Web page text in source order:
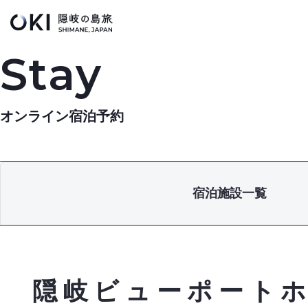
Stay
オンライン宿泊予約
宿泊施設一覧
隠岐ビューポート